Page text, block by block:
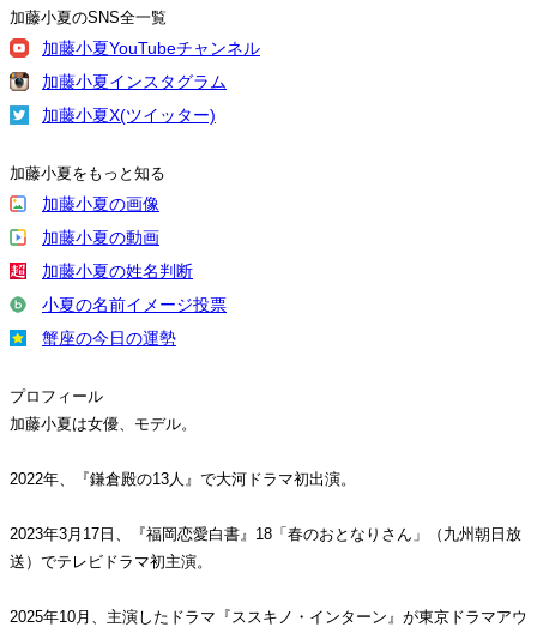
加藤小夏のSNS全一覧
加藤小夏YouTubeチャンネル
加藤小夏インスタグラム
加藤小夏X(ツイッター)
加藤小夏をもっと知る
加藤小夏の画像
加藤小夏の動画
加藤小夏の姓名判断
小夏の名前イメージ投票
蟹座の今日の運勢
プロフィール
加藤小夏は女優、モデル。
2022年、『鎌倉殿の13人』で大河ドラマ初出演。
2023年3月17日、『福岡恋愛白書』18「春のおとなりさん」（九州朝日放
送）でテレビドラマ初主演。
2025年10月、主演したドラマ『ススキノ・インターン』が東京ドラマアウ